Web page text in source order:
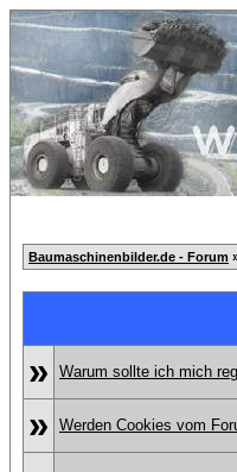
Baumaschinenbilder.de - Forum
»
Warum sollte ich mich
» Werden Cookies vom